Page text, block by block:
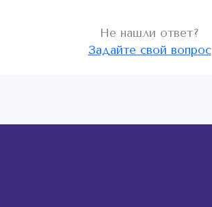
Не нашли ответ?
Задайте свой вопрос